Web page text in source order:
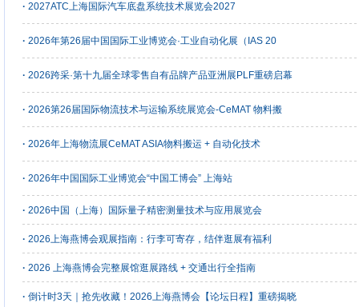
· 2027ATC上海国际汽车底盘系统技术展览会2027
· 2026年第26届中国国际工业博览会·工业自动化展（IAS 20
· 2026跨采·第十九届全球零售自有品牌产品亚洲展PLF重磅启幕
· 2026第26届国际物流技术与运输系统展览会-CeMAT 物料搬
· 2026年上海物流展CeMAT ASIA物料搬运 + 自动化技术
· 2026年中国国际工业博览会“中国工博会” 上海站
· 2026中国（上海）国际量子精密测量技术与应用展览会
· 2026上海燕博会观展指南：行李可寄存，结伴逛展有福利
· 2026 上海燕博会完整展馆逛展路线 + 交通出行全指南
· 倒计时3天｜抢先收藏！2026上海燕博会【论坛日程】重磅揭晓